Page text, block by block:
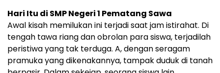
Hari Itu di SMP Negeri 1 Pematang Sawa
Awal kisah memilukan ini terjadi saat jam istirahat. Di
tengah tawa riang dan obrolan para siswa, terjadilah
peristiwa yang tak terduga. A, dengan seragam
pramuka yang dikenakannya, tampak duduk di tanah